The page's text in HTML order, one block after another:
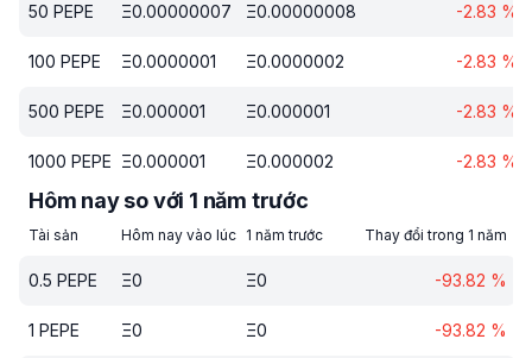
50 PEPE Ξ0.00000007 Ξ0.00000008 -2.83 %
100 PEPE Ξ0.0000001 Ξ0.0000002 -2.83 %
500 PEPE Ξ0.000001 Ξ0.000001 -2.83 %
1000 PEPE Ξ0.000001 Ξ0.000002 -2.83 %
Hôm nay so với 1 năm trước
Tài sản Hôm nay vào lúc 1 năm trước Thay đổi trong 1 năm
0.5 PEPE Ξ0 Ξ0 -93.82 %
1 PEPE Ξ0 Ξ0 -93.82 %